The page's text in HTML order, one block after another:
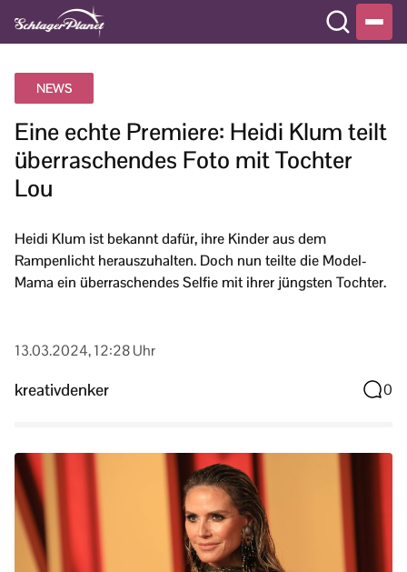
NEWS
Eine echte Premiere: Heidi Klum teilt
überraschendes Foto mit Tochter
Lou
Heidi Klum ist bekannt dafür, ihre Kinder aus dem
Rampenlicht herauszuhalten. Doch nun teilte die Model-
Mama ein überraschendes Selfie mit ihrer jüngsten Tochter.
13.03.2024, 12:28 Uhr
kreativdenker 0